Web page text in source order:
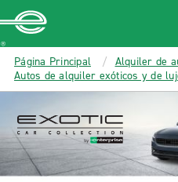
Enterprise
Página Principal
Alquiler de
Autos de alquiler exóticos y de